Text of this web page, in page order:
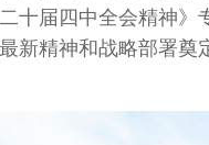
十届四中全会精神
新精神和战略部署